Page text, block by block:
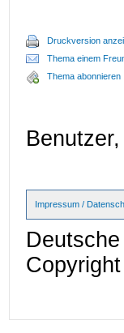
Druckversion
Thema einem
Thema abonnieren
Impressum /